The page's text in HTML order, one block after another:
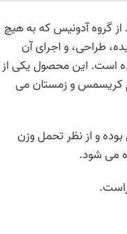
بفرد از گروه آدونیس که به هیچ
طراحی، و اجرای آن
است. این محصول یکی از
کریسمس و زمستان می
متناسب کودکان تا 6 و 7 سال بوده و از نظر تحمل وزن